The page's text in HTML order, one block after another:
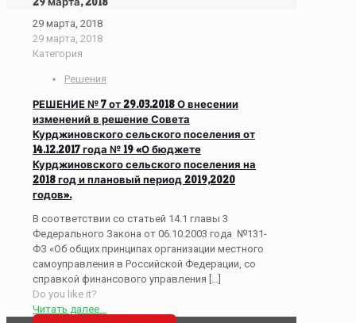
29 марта, 2018
29 марта, 2018
Категория
Решения
РЕШЕНИЕ № 7 от 29.03.2018 О внесении
изменений в решение Совета
Курджиновского сельского поселения от
14.12.2017 года № 19 «О бюджете
Курджиновского сельского поселения на
2018 год и плановый период 2019,2020
годов».
В соответствии со статьей 14.1 главы 3
Федерального Закона от 06.10.2003 года №131-
ФЗ «Об общих принципах организации местного
самоуправления в Российской Федерации, со
справкой финансового управления […]
Do you like it?
Читать далее...